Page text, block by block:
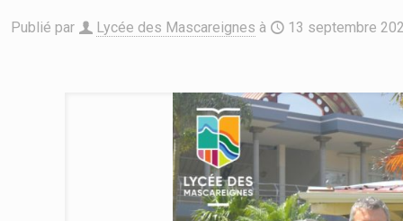
Publié par Lycée des Mascareignes à 13 septembre